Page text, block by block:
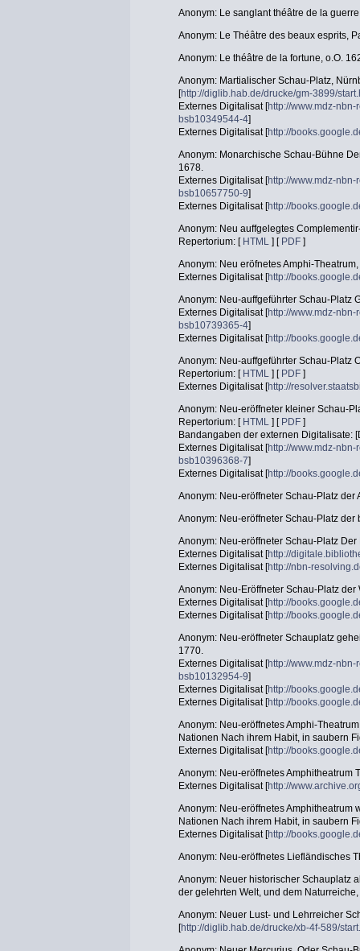
Anonym: Le sanglant théâtre de la
Anonym: Le Théâtre des beaux esprits,
Anonym: Le théâtre de la fortune, o.O.
Anonym: Martialischer Schau-Platz,
[http://diglib.hab.de/drucke/gm-3899/
Externes Digitalisat [http://www.mdz-
bsb10349544-4]
Externes Digitalisat [http://
Anonym: Monarchische Schau-Bühne
1678.
Externes Digitalisat [http://www.mdz-
bsb10657750-9]
Externes Digitalisat [http://
Anonym: Neu auffgelegtes
Repertorium: [HTML ] [PDF ]
Anonym: Neu eröfnetes Amphi-
Externes Digitalisat [http://
Anonym: Neu-auffgeführter Schau-Platz
Externes Digitalisat [http://www.mdz-
bsb10739365-4]
Externes Digitalisat [http://
Anonym: Neu-auffgeführter Schau-Platz
Repertorium: [HTML ] [PDF ]
Externes Digitalisat [http://
Anonym: Neu-eröffneter kleiner Schau-
Repertorium: [HTML ] [PDF ]
Bandangaben der externen Digitalisate:
Externes Digitalisat [http://www.mdz-
bsb10396368-7]
Externes Digitalisat [http://
Anonym: Neu-eröffneter Schau-Platz der
Anonym: Neu-eröffneter Schau-Platz
Anonym: Neu-eröffneter Schau-Platz
Externes Digitalisat [http://
Externes Digitalisat [http://nbn-
Anonym: Neu-Eröffneter Schau-Platz der
Externes Digitalisat [http://
Externes Digitalisat [http://
Anonym: Neu-eröffneter Schauplatz
1770.
Externes Digitalisat [http://www.mdz-
bsb10132954-9]
Externes Digitalisat [http://
Externes Digitalisat [http://
Anonym: Neu-eröffnetes Amphi-
Nationen Nach ihrem Habit, in saubern
Externes Digitalisat [http://
Anonym: Neu-eröffnetes Amphitheatrum
Externes Digitalisat [http://
Anonym: Neu-eröffnetes Amphitheatrum
Nationen Nach ihrem Habit, in saubern
Externes Digitalisat [http://
Anonym: Neu-eröffnetes Liefländisches
Anonym: Neuer historischer Schauplatz
der gelehrten Welt, und dem
Anonym: Neuer Lust- und Lehrreicher
[http://diglib.hab.de/drucke/xb-4f-589/